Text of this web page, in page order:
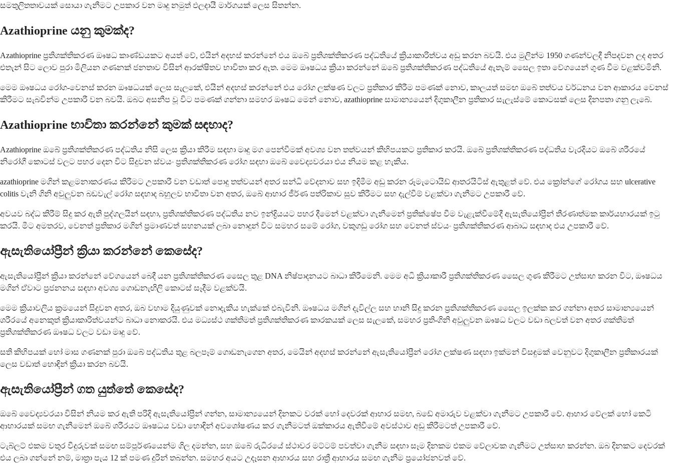
සමතුලිතතාවයක් සොයා ගැනීමට උපකාර වන මෘදු නමුත් ඵලදායී මාර්ගයක් ලෙස සිතන්න.
Azathioprine යනු කුමක්ද?
Azathioprine ප්‍රතිශක්තිකරණ ඖෂධ කාණ්ඩයකට අයත් වේ, එයින් අදහස් කරන්නේ එය ඔබේ ප්‍රතිශක්තිකරණ පද්ධතියේ ක්‍රියාකාරිත්වය අඩු කරන බවයි. එය මුලින්ම 1950 ගණන්වලදී නිපදවන ලද අතර
එතැන් සිට ලොව පුරා මිලියන ගණනක් ජනතාව විසින් ආරක්ෂිතව භාවිතා කර ඇත. මෙම ඖෂධය ක්‍රියා කරන්නේ ඔබේ ප්‍රතිශක්තිකරණ පද්ධතියේ ඇතැම් සෛල ඉතා වේගයෙන් ගුණ වීම වළක්වමිනි.
මෙම ඖෂධය රෝග-වෙනස් කරන ඖෂධයක් ලෙස සැලකේ, එයින් අදහස් කරන්නේ එය රෝග ලක්ෂණ වලට ප්‍රතිකාර කිරීම පමණක් නොව, කාලයත් සමඟ ඔබේ තත්වය වර්ධනය වන ආකාරය වෙනස්
කිරීමට සැබවින්ම උපකාරී වන බවයි. ඔබට අසනීප වූ විට පමණක් ගන්නා සමහර ඖෂධ මෙන් නොව, azathioprine සාමාන්‍යයෙන් දිගුකාලීන ප්‍රතිකාර සැලැස්මේ කොටසක් ලෙස දිනපතා ගනු ලැබේ.
Azathioprine භාවිතා කරන්නේ කුමක් සඳහාද?
Azathioprine ඔබේ ප්‍රතිශක්තිකරණ පද්ධතිය නිසි ලෙස ක්‍රියා කිරීම සඳහා මෘදු මග පෙන්වීමක් අවශ්‍ය වන තත්වයන් කිහිපයකට ප්‍රතිකාර කරයි. ඔබේ ප්‍රතිශක්තිකරණ පද්ධතිය වැරදියට ඔබේ ශරීරයේ
නිරෝගී කොටස් වලට පහර දෙන විට සිදුවන ස්වයං ප්‍රතිශක්තිකරණ රෝග සඳහා ඔබේ වෛද්‍යවරයා එය නියම කළ හැකිය.
azathioprine මගින් කළමනාකරණය කිරීමට උපකාරී වන වඩාත් පොදු තත්වයන් අතර සන්ධි වේදනාව සහ ඉදිමීම අඩු කරන රූමැටොයිඩ් ආතරයිටිස් ඇතුළත් වේ. එය ක්‍රෝන්ගේ රෝගය සහ ulcerative
colitis වැනි ගිනි අවුලුවන බඩවැල් රෝග සඳහාද බහුලව භාවිතා වන අතර, ඔබේ ආහාර ජීර්ණ පත්රිකාව සුව කිරීමට සහ දැල්වීම් වළක්වා ගැනීමට උපකාරී වේ.
අවයව බද්ධ කිරීම් සිදු කර ඇති පුද්ගලයින් සඳහා, ප්‍රතිශක්තිකරණ පද්ධතිය නව ඉන්ද්‍රියයට පහර දීමෙන් වළක්වා ගැනීමෙන් ප්‍රතික්ෂේප වීම වැළැක්වීමේදී ඇසැතියෝප්‍රීන් තීරණාත්මක කාර්යභාරයක් ඉටු
කරයි. මීට අමතරව, වෙනත් ප්‍රතිකාර මගින් ප්‍රමාණවත් සහනයක් ලබා නොදුන් විට සමහර සමේ රෝග, වකුගඩු රෝග සහ වෙනත් ස්වයං ප්‍රතිශක්තිකරණ ආබාධ සඳහාද එය උපකාරී වේ.
ඇසැතියෝප්‍රීන් ක්‍රියා කරන්නේ කෙසේද?
ඇසැතියෝප්‍රීන් ක්‍රියා කරන්නේ වේගයෙන් බෙදී යන ප්‍රතිශක්තිකරණ සෛල තුළ DNA නිෂ්පාදනයට බාධා කිරීමෙනි. මෙම අධි ක්‍රියාකාරී ප්‍රතිශක්තිකරණ සෛල ගුණ කිරීමට උත්සාහ කරන විට, ඖෂධය
මගින් ඒවාට ප්‍රජනනය සඳහා අවශ්‍ය ගොඩනැඟිලි කොටස් සෑදීම වළක්වයි.
මෙම ක්‍රියාවලිය ක්‍රමයෙන් සිදුවන අතර, ඔබ වහාම දියුණුවක් නොදැකිය හැක්කේ එබැවිනි. ඖෂධය මගින් දැවිල්ල සහ හානි සිදු කරන ප්‍රතිශක්තිකරණ සෛල ඉලක්ක කර ගන්නා අතර සාමාන්‍යයෙන්
ශරීරයේ අනෙකුත් ක්‍රියාකාරිත්වයන්ට බාධා නොකරයි. එය මධ්‍යස්ථ ශක්තිමත් ප්‍රතිශක්තිකරණ කාරකයක් ලෙස සැලකේ, සමහර ප්‍රති-ගිනි අවුලුවන ඖෂධ වලට වඩා බලවත් වන අතර ශක්තිමත්
ප්‍රතිශක්තිකරණ ඖෂධ වලට වඩා මෘදු වේ.
සති කිහිපයක් හෝ මාස ගණනක් පුරා ඔබේ පද්ධතිය තුළ බලපෑම් ගොඩනැගෙන අතර, මෙයින් අදහස් කරන්නේ ඇසැතියෝප්‍රීන් රෝග ලක්ෂණ සඳහා ඉක්මන් විසඳුමක් වෙනුවට දිගුකාලීන ප්‍රතිකාරයක්
ලෙස වඩාත් හොඳින් ක්‍රියා කරන බවයි.
ඇසැතියෝප්‍රීන් ගත යුත්තේ කෙසේද?
ඔබේ වෛද්‍යවරයා විසින් නියම කර ඇති පරිදි ඇසැතියෝප්‍රීන් ගන්න, සාමාන්‍යයෙන් දිනකට වරක් හෝ දෙවරක් ආහාර සමඟ, බඩේ අමාරුව වළක්වා ගැනීමට උපකාරී වේ. ආහාර වේලක් හෝ කෙටි
ආහාරයක් සමඟ ගැනීමෙන් ඔබේ ශරීරයට ඖෂධය වඩා හොඳින් අවශෝෂණය කර ගැනීමටත් ඔක්කාරය ඇතිවීමේ අවස්ථාව අඩු කිරීමටත් උපකාරී වේ.
ටැබ්ලට් එකම වතුර වීදුරුවක් සමඟ සම්පූර්ණයෙන්ම ගිල දමන්න, සහ ඔබේ රුධිරයේ ස්ථාවර මට්ටම් පවත්වා ගැනීම සඳහා සෑම දිනකම එකම වේලාවක ගැනීමට උත්සාහ කරන්න. ඔබ දිනකට දෙවරක්
එය ලබා ගන්නේ නම්, මාත්‍රා පැය 12 ක් පමණ දුරින් තබන්න. සමහර අයට උදෑසන ආහාරය සහ රාත්‍රී ආහාරය සමඟ ගැනීම ප්‍රයෝජනවත් වේ.